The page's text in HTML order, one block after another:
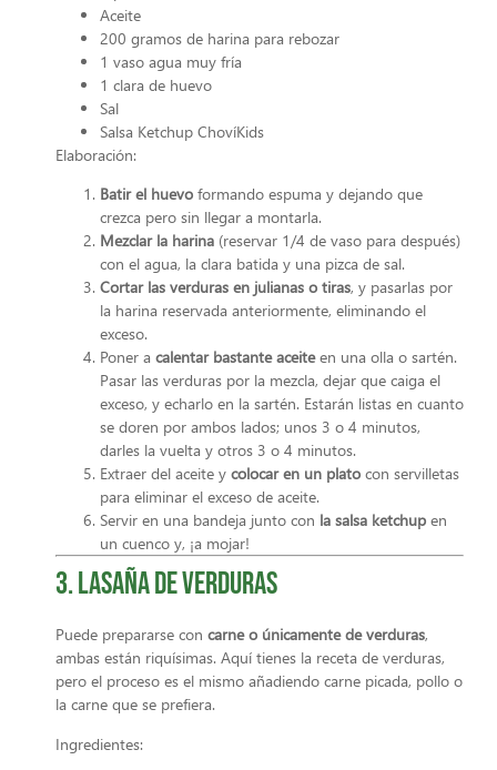
Aceite
200 gramos de harina para rebozar
1 vaso agua muy fría
1 clara de huevo
Sal
Salsa Ketchup ChovíKids
Elaboración:
Batir el huevo formando espuma y dejando que
crezca pero sin llegar a montarla.
Mezclar la harina (reservar 1/4 de vaso para después)
con el agua, la clara batida y una pizca de sal.
Cortar las verduras en julianas o tiras, y pasarlas por
la harina reservada anteriormente, eliminando el
exceso.
Poner a calentar bastante aceiteen una olla o sartén.
Pasar las verduras por la mezcla, dejar que caiga el
exceso, y echarlo en la sartén. Estarán listas en cuanto
se doren por ambos lados; unos 3 o 4 minutos,
darles la vuelta y otros 3 o 4 minutos.
Extraer del aceite y colocar en un plato con servilletas
para eliminar el exceso de aceite.
Servir en una bandeja junto con la salsa ketchup en
un cuenco y, ¡a mojar!
3. Lasaña de verduras
Puede prepararse con carne o únicamente de verduras,
ambas están riquísimas. Aquí tienes la receta de verduras,
pero el proceso es el mismo añadiendo carne picada, pollo o
la carne que se prefiera.
Ingredientes: